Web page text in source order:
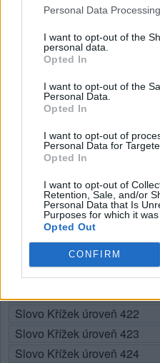
Personal Data
I want to opt-out of the
personal data.
Opted In
I want to opt-out of the
Personal Data.
Opted In
I want to opt-out of
Personal Data for
Opted In
I want to opt-out of
Retention, Sale, and/or
Personal Data that Is
Purposes for which it was
Opted Out
CONFIRM
Stažení Slovo
Zde můžete vyhledat
doporučujeme použít
Vyberte si svou úroveň:
Slovo Křížek úroveň 416
Slovo Křížek úroveň 417
Slovo Křížek úroveň 418
Slovo Křížek úroveň 419
Slovo Křížek úroveň 420
Slovo Křížek úroveň 422
Slovo Křížek úroveň 423
Slovo Křížek úroveň 424